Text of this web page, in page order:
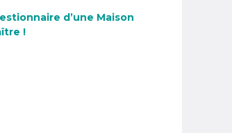
d’une Maison
!